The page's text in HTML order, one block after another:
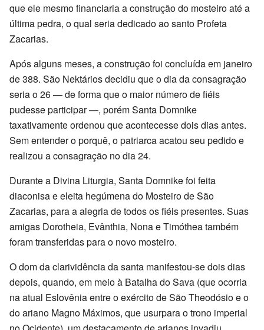
que ele mesmo financiaria a construção do mosteiro até a
última pedra, o qual seria dedicado ao santo Profeta
Zacarias.
Após alguns meses, a construção foi concluída em janeiro
de 388. São Nektários decidiu que o dia da consagração
seria o 26 — de forma que o maior número de fiéis
pudesse participar —, porém Santa Domnike
taxativamente ordenou que acontecesse dois dias antes.
Sem entender o porquê, o patriarca acatou seu pedido e
realizou a consagração no dia 24.
Durante a Divina Liturgia, Santa Domnike foi feita
diaconisa e eleita hegúmena do Mosteiro de São
Zacarias, para a alegria de todos os fiéis presentes. Suas
amigas Dorotheia, Evânthia, Nona e Timóthea também
foram transferidas para o novo mosteiro.
O dom da clarividência da santa manifestou-se dois dias
depois, quando, em meio à Batalha do Sava (que ocorria
na atual Eslovênia entre o exército de São Theodósio e o
do ariano Magno Máximos, que usurpara o trono imperial